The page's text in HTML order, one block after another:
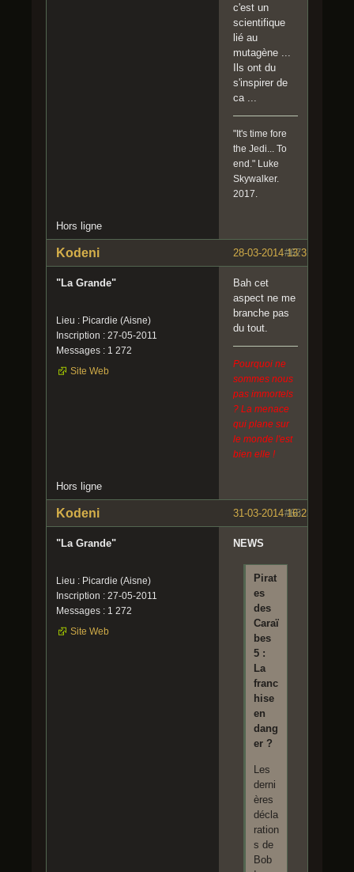
c'est un
scientifique
lié au
mutagène ...
Ils ont du
s'inspirer de
ca ...
"It's time fore
the Jedi... To
end." Luke
Skywalker.
2017.
Hors ligne
#67
28-03-2014 13:31:48
Kodeni
"La Grande"
Lieu : Picardie (Aisne)
Inscription : 27-05-2011
Messages : 1 272
Site Web
Bah cet
aspect ne me
branche pas
du tout.
Pourquoi ne
sommes nous
pas immortels
? La menace
qui plane sur
le monde l'est
bien elle !
Hors ligne
#68
31-03-2014 16:23:52
Kodeni
"La Grande"
Lieu : Picardie (Aisne)
Inscription : 27-05-2011
Messages : 1 272
Site Web
NEWS
Pirat
es
des
Caraï
bes
5 :
La
franc
hise
en
dang
er ?
Les
derni
ères
décla
ration
s de
Bob